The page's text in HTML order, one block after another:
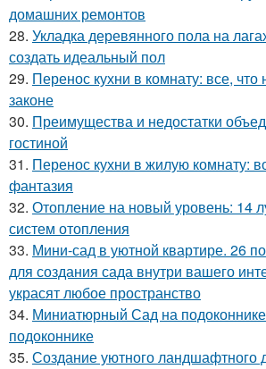
домашних ремонтов
28. Укладка деревянного пола на
создать идеальный пол
29. Перенос кухни в комнату: все, что
законе
30. Преимущества и недостатки
гостиной
31. Перенос кухни в жилую комнату:
фантазия
32. Отопление на новый уровень: 14
систем отопления
33. Мини-сад в уютной квартире. 26
для создания сада внутри вашего
украсят любое пространство
34. Миниатюрный Сад на
подоконнике
35. Создание уютного ландшафтного